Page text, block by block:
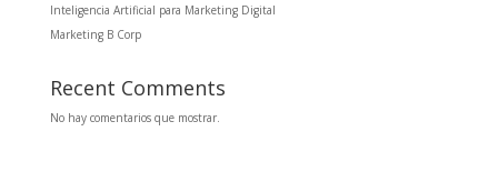
Inteligencia Artificial para Marketing Digital
Marketing B Corp
Recent Comments
No hay comentarios que mostrar.